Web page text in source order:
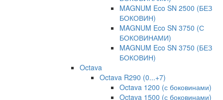
MAGNUM Eco SN 2500 (БЕЗ
БОКОВИН)
MAGNUM Eco SN 3750 (С
БОКОВИНАМИ)
MAGNUM Eco SN 3750 (БЕЗ
БОКОВИН)
Octava
Octava R290 (0...+7)
Octava 1200 (с боковинами)
Octava 1500 (с боковинами)